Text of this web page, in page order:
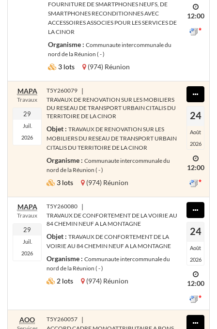
FOURNITURE DE SMARTPHONES NEUFS, DE
SMARTPHONES RECONDITIONNES AVEC
ACCESSOIRES ASSOCIES POUR LES SERVICES DE
LA CINOR
Organisme : Communaute intercommunale du
nord de la Réunion ( - )
3 lots (974) Réunion
12:00
MAPA
Travaux
29
Juil.
2026
T5Y260079 |
TRAVAUX DE RENOVATION SUR LES MOBILIERS
DU RESEAU DE TRANSPORT URBAIN CITALIS DU
TERRITOIRE DE LA CINOR
Objet : TRAVAUX DE RENOVATION SUR LES
MOBILIERS DU RESEAU DE TRANSPORT URBAIN
CITALIS DU TERRITOIRE DE LA CINOR
Organisme : Communaute intercommunale du
nord de la Réunion ( - )
3 lots (974) Réunion
24
Août
2026
12:00
MAPA
Travaux
29
Juil.
2026
T5Y260080 |
TRAVAUX DE CONFORTEMENT DE LA VOIRIE AU
84 CHEMIN NEUF A LA MONTAGNE
Objet : TRAVAUX DE CONFORTEMENT DE LA
VOIRIE AU 84 CHEMIN NEUF A LA MONTAGNE
Organisme : Communaute intercommunale du
nord de la Réunion ( - )
2 lots (974) Réunion
24
Août
2026
12:00
AOO T5Y260057 |